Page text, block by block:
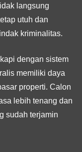
langsung
utuh dan
kriminalitas.
dengan sistem
memiliki daya
properti. Calon
lebih tenang dan
sudah terjamin